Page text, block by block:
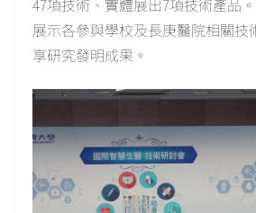
展示各參與學校及長庚醫院相關技
享研究發明成果。